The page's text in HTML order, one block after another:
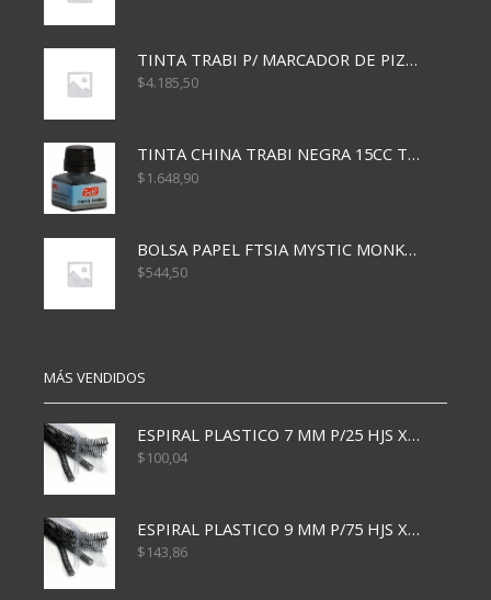
TINTA TRABI P/ MARCADOR DE PIZARRA x30ml ROJO
$4.185,50
TINTA CHINA TRABI NEGRA 15CC TR3460
$1.648,90
BOLSA PAPEL FTSIA MYSTIC MONKEY 14/08/20
$544,50
MÁS VENDIDOS
ESPIRAL PLASTICO 7 MM P/25 HJS X50x3000
$100,04
ESPIRAL PLASTICO 9 MM P/75 HJS X50X2400
$143,86